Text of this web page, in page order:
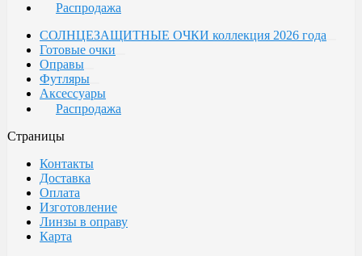
Распродажа
СОЛНЦЕЗАЩИТНЫЕ ОЧКИ коллекция 2026 года
Готовые очки
Оправы
Футляры
Аксессуары
Распродажа
Страницы
Контакты
Доставка
Оплата
Изготовление
Линзы в оправу
Карта